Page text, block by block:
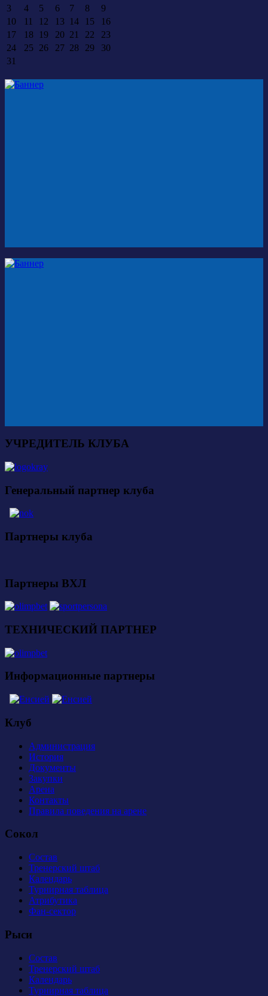
3 4 5 6 7 8
9
10
11 12 13 14 15
16
17
18 19 20 21 22
23
24
25 26 27 28 29
30
31
УЧРЕДИТЕЛЬ КЛУБА
Генеральный партнер клуба
Партнеры клуба
Партнеры ВХЛ
ТЕХНИЧЕСКИЙ ПАРТНЕР
Информационные партнеры
Клуб
Администрация
История
Документы
Закупки
Арена
Контакты
Правила поведения на арене
Сокол
Состав
Тренерский штаб
Календарь
Турнирная таблица
Атрибутика
Фан-сектор
Рыси
Состав
Тренерский штаб
Календарь
Турнирная таблица